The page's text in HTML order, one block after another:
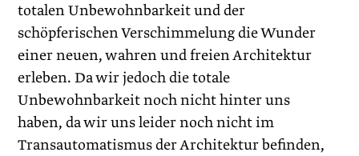
totalen Unbewohnbarkeit und der
schöpferischen Verschimmelung die Wunder
einer neuen, wahren und freien Architektur
erleben. Da wir jedoch die totale
Unbewohnbarkeit noch nicht hinter uns
haben, da wir uns leider noch nicht im
Transautomatismus der Architektur befinden,